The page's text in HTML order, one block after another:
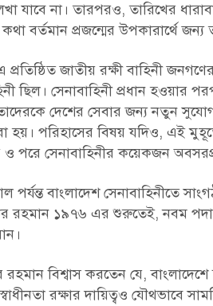
যাবে না। তারপরও, তারিখের
বর্তমান প্রজন্মের উপকারার্থে
জাতীয় রক্ষী বাহিনী
ছিল। সেনাবাহিনী প্রধান
দেশের সেবার জন্য নতুন
হয়। পরিহাসের বিষয় যদিও, এই
ও পরে সেনাবাহিনীর কয়েকজন
পর্যন্ত বাংলাদেশ সেনাবাহিনীতে
রহমান ১৯৭৬ এর শুরুতেই, নবম
বিশ্বাস করতেন যে,
রক্ষার দায়িত্বও